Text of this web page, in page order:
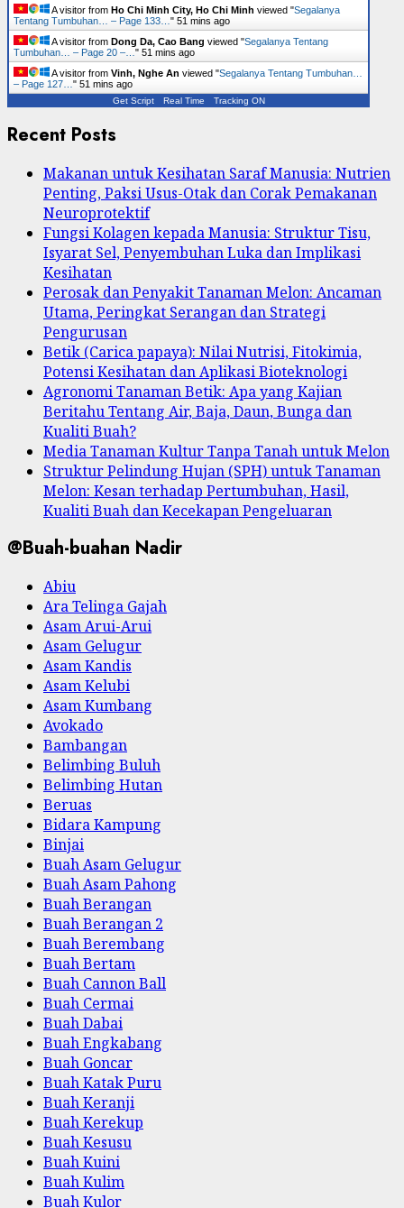
A visitor from Ho Chi Minh City, Ho Chi Minh viewed "Segalanya
Tentang Tumbuhan… – Page 133… " 51 mins ago
A visitor from Dong Da, Cao Bang viewed "Segalanya Tentang
Tumbuhan… – Page 20 –… " 51 mins ago
A visitor from Vinh, Nghe An viewed "Segalanya Tentang Tumbuhan…
– Page 127… " 51 mins ago
Get Script Real Time Tracking ON
Recent Posts
Makanan untuk Kesihatan Saraf Manusia: Nutrien
Penting, Paksi Usus-Otak dan Corak Pemakanan
Neuroprotektif
Fungsi Kolagen kepada Manusia: Struktur Tisu,
Isyarat Sel, Penyembuhan Luka dan Implikasi
Kesihatan
Perosak dan Penyakit Tanaman Melon: Ancaman
Utama, Peringkat Serangan dan Strategi
Pengurusan
Betik (Carica papaya): Nilai Nutrisi, Fitokimia,
Potensi Kesihatan dan Aplikasi Bioteknologi
Agronomi Tanaman Betik: Apa yang Kajian
Beritahu Tentang Air, Baja, Daun, Bunga dan
Kualiti Buah?
Media Tanaman Kultur Tanpa Tanah untuk Melon
Struktur Pelindung Hujan (SPH) untuk Tanaman
Melon: Kesan terhadap Pertumbuhan, Hasil,
Kualiti Buah dan Kecekapan Pengeluaran
@Buah-buahan Nadir
Abiu
Ara Telinga Gajah
Asam Arui-Arui
Asam Gelugur
Asam Kandis
Asam Kelubi
Asam Kumbang
Avokado
Bambangan
Belimbing Buluh
Belimbing Hutan
Beruas
Bidara Kampung
Binjai
Buah Asam Gelugur
Buah Asam Pahong
Buah Berangan
Buah Berangan 2
Buah Berembang
Buah Bertam
Buah Cannon Ball
Buah Cermai
Buah Dabai
Buah Engkabang
Buah Goncar
Buah Katak Puru
Buah Keranji
Buah Kerekup
Buah Kesusu
Buah Kuini
Buah Kulim
Buah Kulor